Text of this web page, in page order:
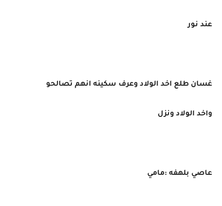
عند نور
غسان طلع اخد الولاد وعرف سكينه انهم تصالحو
واخد الولاد ونزل
عاصي بلهفه :مامي